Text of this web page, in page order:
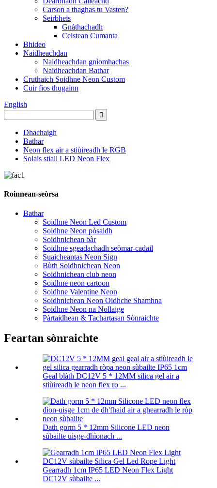
Carson a thaghas tu Vasten?
Seirbheis
Gnàthachadh
Ceistean Cumanta
Bhideo
Naidheachdan
Naidheachdan gnìomhachas
Naidheachdan Bathar
Cruthaich Soidhne Neon Custom
Cuir fios thugainn
English
Dhachaigh
Bathar
Neon flex air a stiùireadh le RGB
Solais stiall LED Neon Flex
Roinnean-seòrsa
Bathar
Soidhne Neon Led Custom
Soidhne Neon pòsaidh
Soidhnichean bàr
Soidhne sgeadachadh seòmar-cadail
Suaicheantas Neon Sign
Bùth Soidhnichean Neon
Soidhnichean club neon
Soidhne neon cartoon
Soidhne Valentine Neon
Soidhnichean Neon Oidhche Shamhna
Soidhne Neon na Nollaige
Pàrtaidhean & Tachartasan Sònraichte
Feartan sònraichte
Geal blàth DC12V 5 * 12MM silica gel air a
stiùireadh le neon flex ro ...
Dath gorm 5 * 12mm Silicone LED neon
sùbailte uisge-dhìonach ...
Gearradh 1cm IP65 LED Neon Flex Light
DC12V sùbailte ...